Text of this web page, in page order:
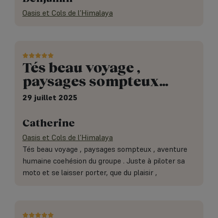
Oasis et Cols de l’Himalaya
Tés beau voyage ,
paysages sompteux…
29 juillet 2025
Catherine
Oasis et Cols de l’Himalaya
Tés beau voyage , paysages sompteux , aventure
humaine coehésion du groupe . Juste à piloter sa
moto et se laisser porter, que du plaisir ,